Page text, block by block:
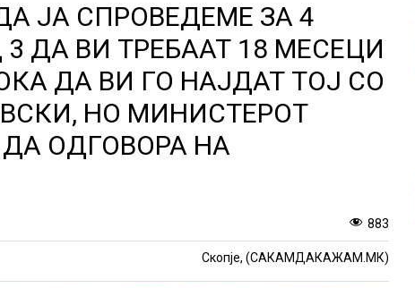
ЈА СПРОВЕДЕМЕ ЗА 4
ДА ВИ ТРЕБААТ 18 МЕСЕЦИ
ДА ВИ ГО НАЈДАТ ТОЈ СО
НО МИНИСТЕРОТ
ОДГОВОРА НА
883
Скопје, (САКАМДАКАЖАМ.МК)